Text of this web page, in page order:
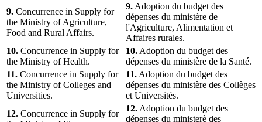
9. Concurrence in Supply for
the Ministry of Agriculture,
Food and Rural Affairs.
9. Adoption du budget des
dépenses du ministère de
l'Agriculture, Alimentation et
Affaires rurales.
10. Concurrence in Supply for
the Ministry of Health.
10. Adoption du budget des
dépenses du ministère de la Santé.
11. Concurrence in Supply for
the Ministry of Colleges and
Universities.
11. Adoption du budget des
dépenses du ministère des Collèges
et Universités.
12. Concurrence in Supply for
12. Adoption du budget des
dépenses du ministerè des